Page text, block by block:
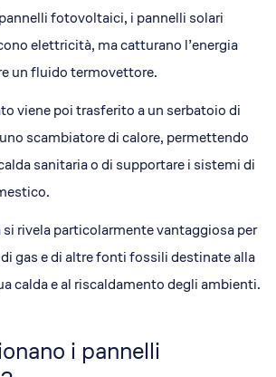
fotovoltaici, i pannelli solari
elettricità, ma catturano l’energia
un fluido termovettore.
viene poi trasferito a un serbatoio di
scambiatore di calore, permettendo
sanitaria o di supportare i sistemi di
rivela particolarmente vantaggiosa per
gas e di altre fonti fossili destinate alla
calda e al riscaldamento degli ambienti.
i pannelli